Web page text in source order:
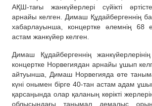
АҚШ-тағы жанкүйерлері сүйікті
арнайы келген. Димаш Құдайбергеннің
хабарлауынша, концертке әлемнің 68
астам жанкүйер келген.
Димаш Құдайбергеннің
концертке Норвегиядан арнайы ұшып
айтуынша, Димаш Норвегияда өте
күні онымен бірге 40-тан астам адам
қарсаңында олар қаланың көрікті
облысындағы танымал демалыс